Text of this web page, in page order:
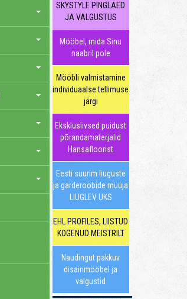
SKYSTYLE PINGLAED
JA VALGUSTUS
Mööbel, mida Sinu
naabril pole
Mööbli valmistamine
individuaalse tellimuse
järgi
Eksklusiivsed puidust
põrandamaterjalid
Hansafloorist
Eesti suurim liuguste
ja garderoobide müüja
LIUGLEV UKS
EHL PROFILES, LIISTUD
KOGENUD MEISTRILT
Naudingut pakkuv
disainmööbel ja
valgustid